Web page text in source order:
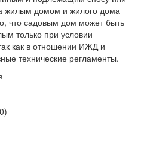
жилым домом и жилого дома
что садовым дом может быть
только при условии
как в отношении ИЖД и
технические регламенты.